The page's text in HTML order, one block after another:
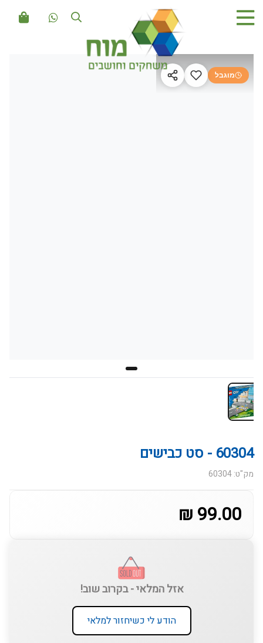
מוגבל
60304 - סט כבישים
מק"ט: 60304
99.00 ₪
אזל המלאי - בקרוב שוב!
הודע לי כשיחזור למלאי